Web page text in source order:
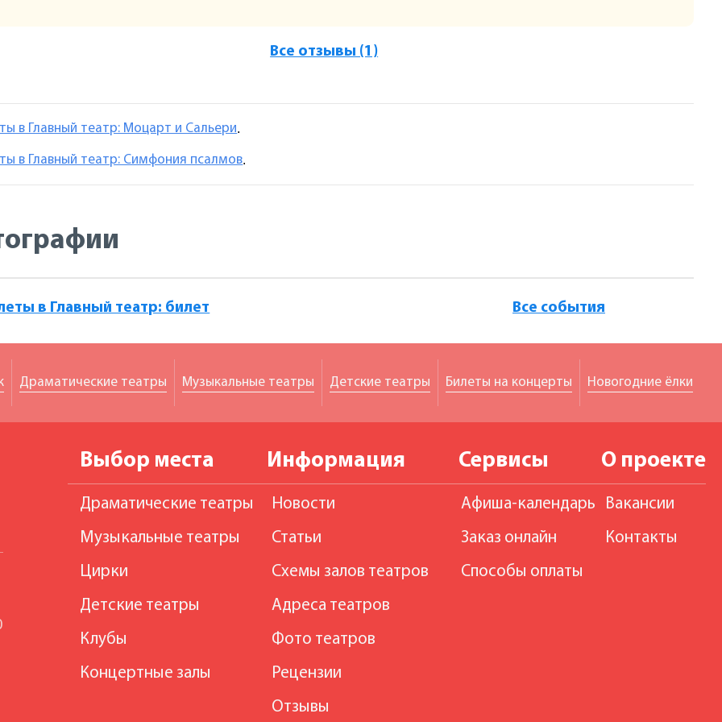
Все отзывы (1)
в Главный театр: Моцарт и Сальери.
в Главный театр: Симфония псалмов.
в Главный театр: билет Все события
Драматические театры Музыкальные театры Детские театры Билеты на концерты Новогодние ёлки
Выбор места Информация Сервисы О проекте
Драматические театры
Музыкальные театры
Цирки
Детские театры
Клубы
Концертные залы
Новости
Статьи
Схемы залов театров
Адреса театров
Фото театров
Рецензии
Отзывы
Афиша-календарь
Заказ онлайн
Способы оплаты
Вакансии
Контакты